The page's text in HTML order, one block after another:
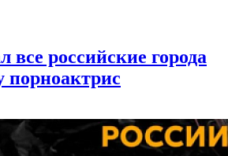
все российские города
порноактрис